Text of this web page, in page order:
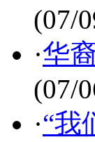
(07/
·华
(07/
·“我